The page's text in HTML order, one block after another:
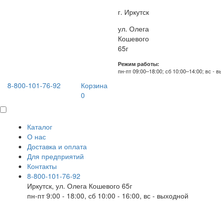
г. Иркутск
ул. Олега
Кошевого
65г
Режим работы:
пн-пт 09:00–18:00; сб 10:00–14:00; вс -
8-800-101-76-92
Корзина
0
Каталог
О нас
Доставка и оплата
Для предприятий
Контакты
8-800-101-76-92
Иркутск, ул. Олега Кошевого 65г
пн-пт 9:00 - 18:00, сб 10:00 - 16:00, вс - выходной